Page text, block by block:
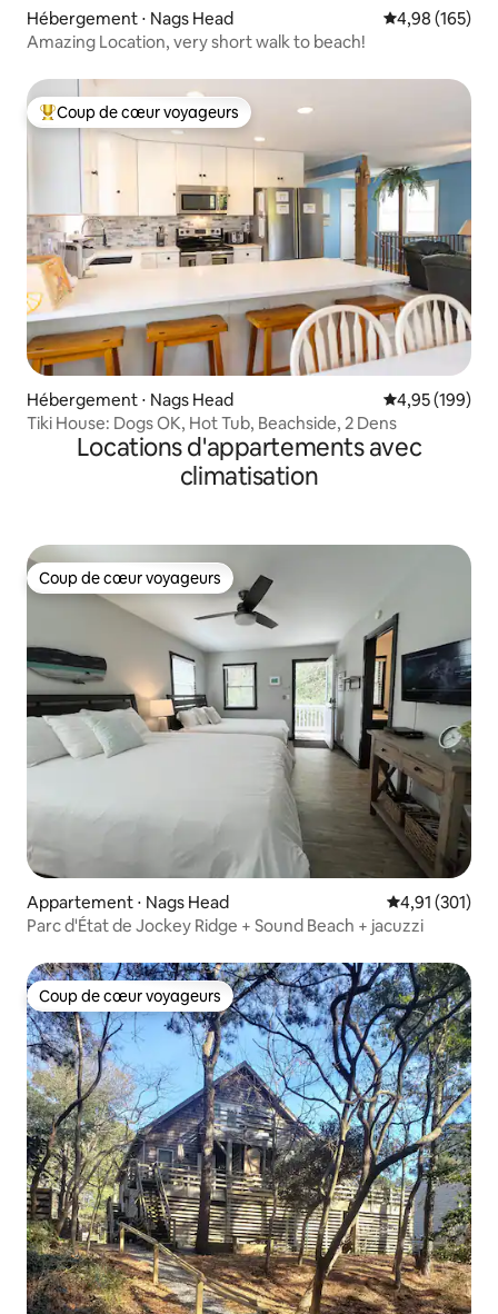
Hébergement ⋅ Nags Head Évaluation
4,98 (165)
Amazing Location, very short walk to beach!
Coups de cœur voyageurs les plus appréciés
Coup de cœur voyageurs
Hébergement ⋅ Nags Head Évaluation
4,95 (199)
Tiki House: Dogs OK, Hot Tub, Beachside, 2 Dens
Locations d'appartements avec
climatisation
Coup de cœur voyageurs
Coup de cœur voyageurs
Appartement ⋅ Nags Head Évaluation
4,91 (301)
Parc d'État de Jockey Ridge + Sound Beach + jacuzzi
Coup de cœur voyageurs
Coup de cœur voyageurs